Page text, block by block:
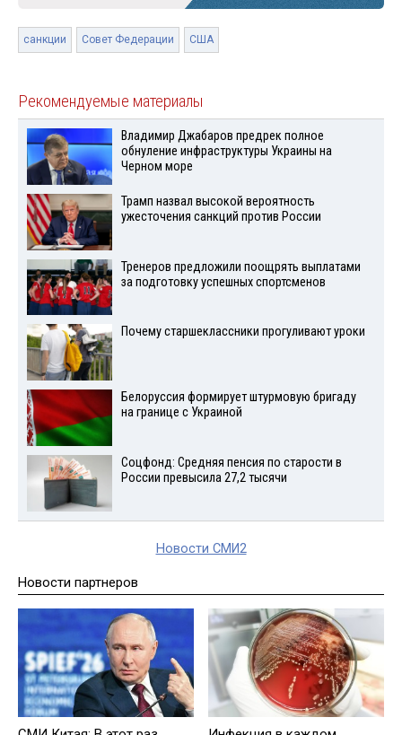
санкции Совет Федерации США
Рекомендуемые материалы
Владимир Джабаров предрек полное
обнуление инфраструктуры Украины на
Черном море
Трамп назвал высокой вероятность
ужесточения санкций против России
Тренеров предложили поощрять выплатами
за подготовку успешных спортсменов
Почему старшеклассники прогуливают уроки
Белоруссия формирует штурмовую бригаду
на границе с Украиной
Соцфонд: Средняя пенсия по старости в
России превысила 27,2 тысячи
Новости СМИ2
Новости партнеров